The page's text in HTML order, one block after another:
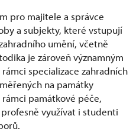
pro majitele a správce
a subjekty, které vstupují
umění, včetně
je zároveň významným
specializace zahradních
na památky
památkové péče,
využívat i studenti